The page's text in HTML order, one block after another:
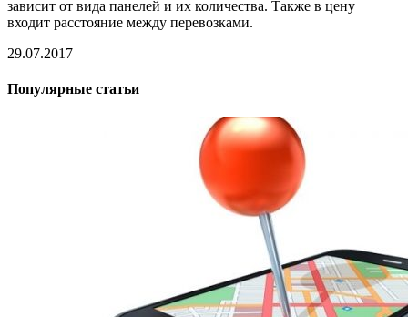
зависит от вида панелей и их количества. Также в цену
входит расстояние между перевозками.
29.07.2017
Популярные статьи